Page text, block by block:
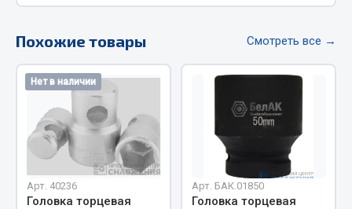
Весь раздел
Весь раздел
РТИ
Кольца уплотнительные
Похожие товары Смотреть все →
Нет в наличии
Арт. 40236
Головка торцевая
Арт. БАК.01850
Головка торцевая